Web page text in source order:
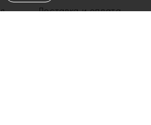
Доставка и оплата